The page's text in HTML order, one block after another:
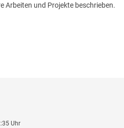
Arbeiten und Projekte beschrieben.
Uhr